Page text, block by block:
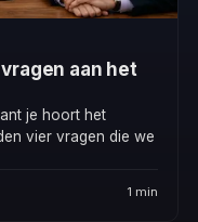
je hoort het
vier vragen die we
1 min